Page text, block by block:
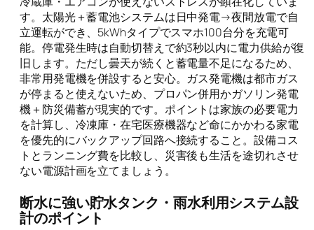
す。太陽光＋蓄電池システムは日中発電→夜間放電で自
立運転ができ、5kWhタイプでスマホ100台分を充電可
能。停電発生時は自動切替えで約3秒以内に電力供給が復
旧します。ただし曇天が続くと蓄電量不足になるため、
非常用発電機を併設すると安心。ガス発電機は都市ガス
が停まると使えないため、プロパン併用かガソリン発電
機＋防災備蓄が現実的です。ポイントは家族の必要電力
を計算し、冷凍庫・在宅医療機器など命にかかわる家電
を優先的にバックアップ回路へ接続すること。設備コス
トとランニング費を比較し、災害後も生活を途切れさせ
ない電源計画を立てましょう。
断水に強い貯水タンク・雨水利用システム設
計のポイント